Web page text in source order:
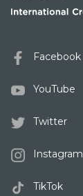
Facebook
YouTube
Twitter
Instagram
TikTok